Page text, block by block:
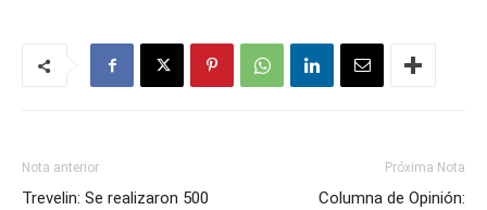
Nota anterior
Trevelin: Se realizaron 500
Próxima Nota
Columna de Opinión: